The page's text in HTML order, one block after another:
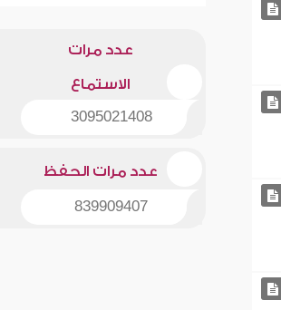
عدد مرات
الاستماع
3095021408
عدد مرات الحفظ
839909407